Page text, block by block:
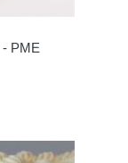
PME